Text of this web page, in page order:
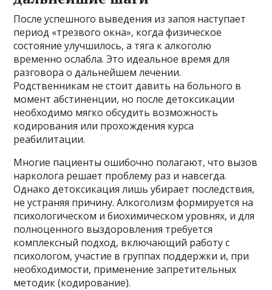
После успешного выведения из запоя наступает
период «трезвого окна», когда физическое
состояние улучшилось, а тяга к алкоголю
временно ослабла. Это идеальное время для
разговора о дальнейшем лечении.
Родственникам не стоит давить на больного в
момент абстиненции, но после детоксикации
необходимо мягко обсудить возможность
кодирования или прохождения курса
реабилитации.
Многие пациенты ошибочно полагают, что вызов
нарколога решает проблему раз и навсегда.
Однако детоксикация лишь убирает последствия,
не устраняя причину. Алкоголизм формируется на
психологическом и биохимическом уровнях, и для
полноценного выздоровления требуется
комплексный подход, включающий работу с
психологом, участие в группах поддержки и, при
необходимости, применение запретительных
методик (кодирование).